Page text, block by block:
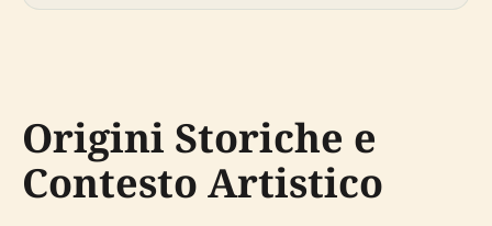
Origini Storiche e
Contesto Artistico